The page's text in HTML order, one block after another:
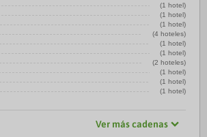
(1 hotel)
(1 hotel)
(1 hotel)
(4 hoteles)
(1 hotel)
(1 hotel)
(2 hoteles)
(1 hotel)
(1 hotel)
(1 hotel)
Ver más cadenas